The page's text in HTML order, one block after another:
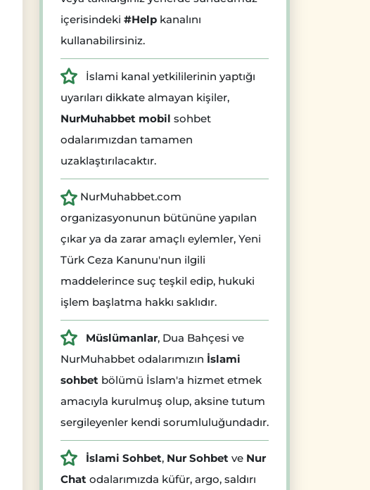
içerisindeki #Help kanalını
kullanabilirsiniz.
İslami kanal yetkililerinin yaptığı
uyarıları dikkate almayan kişiler,
NurMuhabbet mobil sohbet
odalarımızdan tamamen
uzaklaştırılacaktır.
NurMuhabbet.com
organizasyonunun bütününe yapılan
çıkar ya da zarar amaçlı eylemler, Yeni
Türk Ceza Kanunu'nun ilgili
maddelerince suç teşkil edip, hukuki
işlem başlatma hakkı saklıdır.
Müslümanlar, Dua Bahçesi ve
NurMuhabbet odalarımızın İslami
sohbet bölümü İslam'a hizmet etmek
amacıyla kurulmuş olup, aksine tutum
sergileyenler kendi sorumluluğundadır.
İslami Sohbet, Nur Sohbet ve Nur
Chat odalarımızda küfür, argo, saldırı